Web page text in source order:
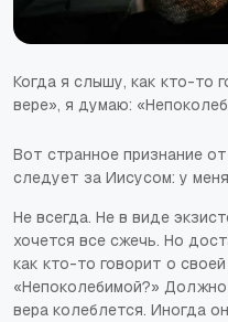
Когда я слышу, как кто-то
вере», я думаю:
Вот странное признание
следует за Иисусом: у
Не всегда. Не в виде
хочется все сжечь. Но
как кто-то говорит о
«Непоколебимой?»
вера колеблется. Иногда